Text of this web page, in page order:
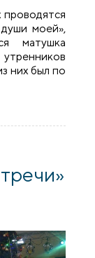
моей»,
матушка
них был по
Христову